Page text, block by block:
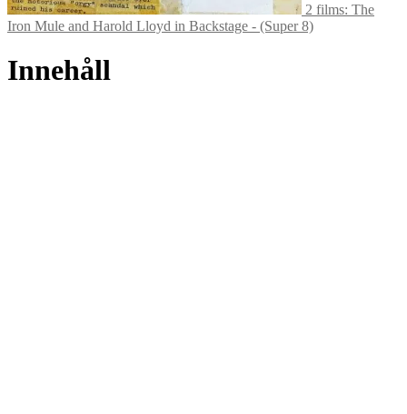
2 films: The
Iron Mule and Harold Lloyd in Backstage - (Super 8)
Innehåll